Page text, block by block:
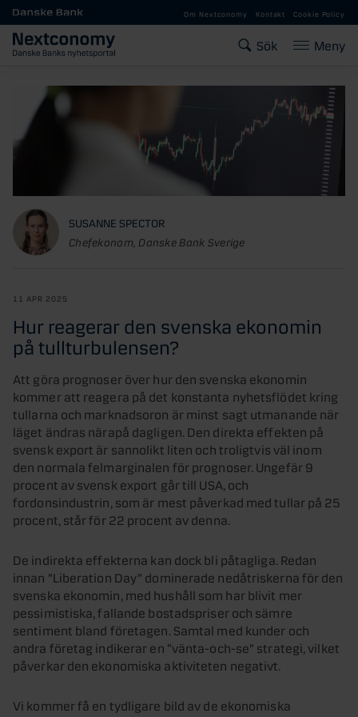
Gå till huvudinnehåll
Om Nextconomy Kontakt Cookie Policy
Sök Meny
SUSANNE SPECTOR
Chefekonom, Danske Bank Sverige
11 APR 2025
Hur reagerar den svenska ekonomin
på tullturbulensen?
Att göra prognoser över hur den svenska ekonomin
kommer att reagera på det konstanta nyhetsflödet kring
tullarna och marknadsoron är minst sagt utmanande när
läget ändras närapå dagligen. Den direkta effekten på
svensk export är sannolikt liten och troligtvis väl inom
den normala felmarginalen för prognoser. Ungefär 9
procent av svensk export går till USA, och
fordonsindustrin, som är mest påverkad med tullar på 25
procent, står för 22 procent av denna.
De indirekta effekterna kan dock bli påtagliga. Redan
innan ”Liberation Day” dominerade nedåtriskerna för den
svenska ekonomin, med hushåll som har blivit mer
pessimistiska, fallande bostadspriser och sämre
sentiment bland företagen. Samtal med kunder och
andra företag indikerar en “vänta-och-se” strategi, vilket
påverkar den ekonomiska aktiviteten negativt.
Vi kommer få en tydligare bild av de ekonomiska